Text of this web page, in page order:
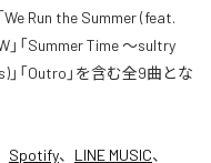
We Run the Summer (feat.
」「Summer Time 〜sultry
「Outro」を含む全9曲とな
Spotify、 LINE MUSIC、